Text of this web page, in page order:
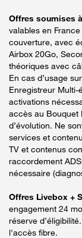
Offres soumises
valables en
couverture, avec
Airbox 20Go,
théoriques avec
En cas d’usage
Enregistreur Multi-
activations
accès au Bouquet
d’évolution. Ne
services et
TV et contenus
raccordement
nécessaire
Offres Livebox +
engagement 24
réserve
l'accès fibre.